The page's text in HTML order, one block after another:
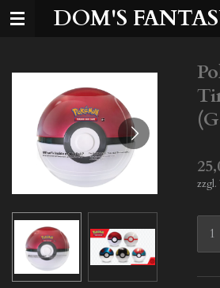
Zum
DOM'S
zzgl.